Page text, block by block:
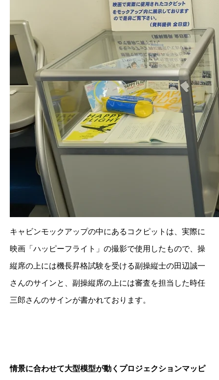
キャビンモックアップの中にあるコクピットは、実際に
映画「ハッピーフライト」の撮影で使用したもので、操
縦席の上には機長昇格試験を受ける副操縦士の田辺誠一
さんのサインと、副操縦席の上には審査を担当した時任
三郎さんのサインが書かれております。
情景に合わせて大型模型が動くプロジェクションマッピ